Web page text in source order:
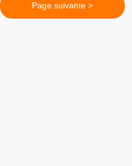
Page suivante >